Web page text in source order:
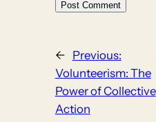
←
Previous:
Volunteerism: The
Power of Collective
Action